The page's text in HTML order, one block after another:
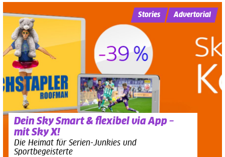
Dein Sky Smart & flexibel via App –
mit Sky X!
Die Heimat für Serien-Junkies und
Sportbegeisterte
Stories Advertorial